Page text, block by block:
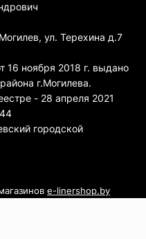
ул. Терехина д.7
16 ноября 2018 г. выдано
г.Могилева.
- 28 апреля 2021
городской
e-linershop.by